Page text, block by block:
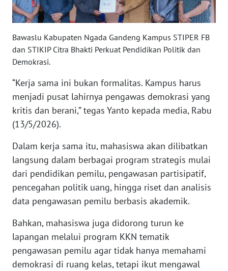
Bawaslu Kabupaten Ngada Gandeng Kampus STIPER FB
dan STIKIP Citra Bhakti Perkuat Pendidikan Politik dan
Demokrasi.
“Kerja sama ini bukan formalitas. Kampus harus
menjadi pusat lahirnya pengawas demokrasi yang
kritis dan berani,” tegas Yanto kepada media, Rabu
(13/5/2026).
Dalam kerja sama itu, mahasiswa akan dilibatkan
langsung dalam berbagai program strategis mulai
dari pendidikan pemilu, pengawasan partisipatif,
pencegahan politik uang, hingga riset dan analisis
data pengawasan pemilu berbasis akademik.
Bahkan, mahasiswa juga didorong turun ke
lapangan melalui program KKN tematik
pengawasan pemilu agar tidak hanya memahami
demokrasi di ruang kelas, tetapi ikut mengawal
WN
WN
NTB
WN
SULTENG
WN
WN
BABEL
WN
WN
SUMSEL